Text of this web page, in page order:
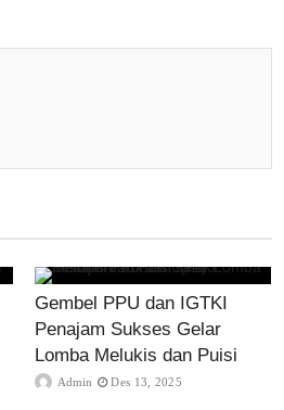
Gembel PPU dan IGTKI
Penajam Sukses Gelar
Lomba Melukis dan Puisi
Admin Des 13, 2025